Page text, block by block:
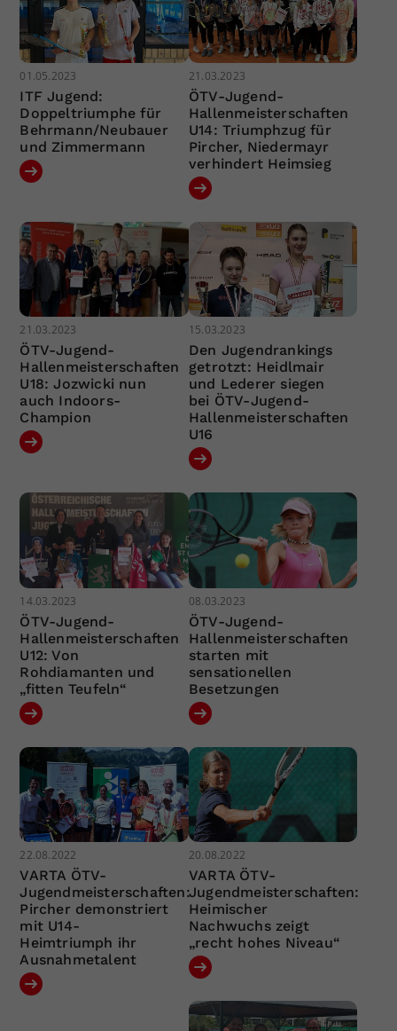
01.05.2023
ITF Jugend:
Doppeltriumphe für
Behrmann/Neubauer
und Zimmermann
21.03.2023
ÖTV-Jugend-
Hallenmeisterschaften
U14: Triumphzug für
Pircher, Niedermayr
verhindert Heimsieg
21.03.2023
ÖTV-Jugend-
Hallenmeisterschaften
U18: Jozwicki nun
auch Indoors-
Champion
15.03.2023
Den Jugendrankings
getrotzt: Heidlmair
und Lederer siegen
bei ÖTV-Jugend-
Hallenmeisterschaften
U16
14.03.2023
ÖTV-Jugend-
Hallenmeisterschaften
U12: Von
Rohdiamanten und
„fitten Teufeln“
08.03.2023
ÖTV-Jugend-
Hallenmeisterschaften
starten mit
sensationellen
Besetzungen
22.08.2022
VARTA ÖTV-
Jugendmeisterschaften:
Pircher demonstriert
mit U14-
Heimtriumph ihr
Ausnahmetalent
20.08.2022
VARTA ÖTV-
Jugendmeisterschaften:
Heimischer
Nachwuchs zeigt
„recht hohes Niveau“